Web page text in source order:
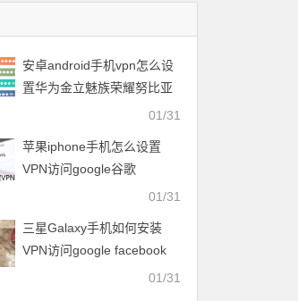
安卓android手机vpn怎么设
置华为金立魅族荣耀努比亚
一加vivo小米OPPO中兴联想
01/31
苹果iphone手机怎么设置
VPN访问google谷歌
01/31
三星Galaxy手机如何安装
VPN访问google facebook
01/31